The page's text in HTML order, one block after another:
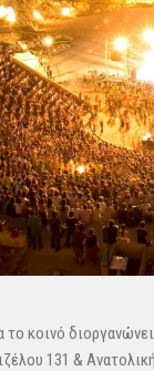
το κοινό
131 &